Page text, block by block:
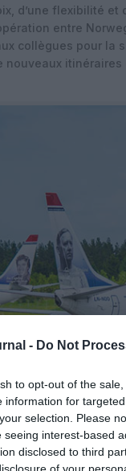
- Do Not
to opt-out of the
information for
selection. Please
seeing interest-based
disclosed to third
d’une flexibilité et
entre
collègues pour la